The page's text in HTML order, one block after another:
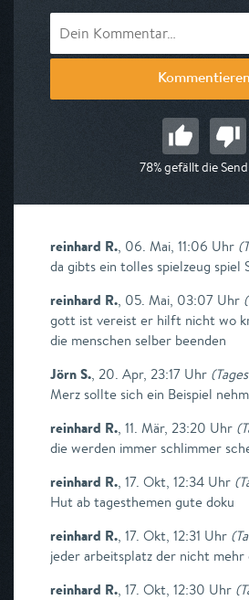
Kommentieren
78% gefällt die
reinhard R., 06. Mai, 11:06 Uhr (
da gibts ein tolles spielzeug spiel
reinhard R., 05. Mai, 03:07 Uhr (
gott ist vereist er hilft nicht wo
die menschen selber beenden
Jörn S., 20. Apr, 23:17 Uhr (
Merz sollte sich ein Beispiel
reinhard R., 11. Mär, 23:20 Uhr (
die werden immer schlimmer
reinhard R., 17. Okt, 12:34 Uhr (
Hut ab tagesthemen gute doku
reinhard R., 17. Okt, 12:31 Uhr (
jeder arbeitsplatz der nicht mehr
reinhard R., 17. Okt, 12:30 Uhr (